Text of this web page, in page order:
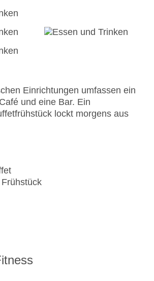
der Stockwerke: 10
4 Sterne
Einrichtungen umfassen ein
und eine Bar. Ein
lockt morgens aus